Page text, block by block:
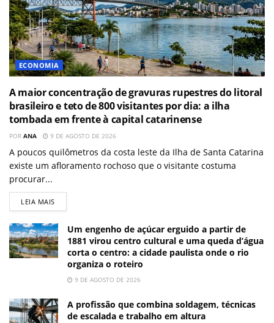
ECONOMIA
A maior concentração de gravuras rupestres do litoral
brasileiro e teto de 800 visitantes por dia: a ilha
tombada em frente à capital catarinense
POR ANA 9 DE AGOSTO DE 2026
A poucos quilômetros da costa leste da Ilha de Santa Catarina
existe um afloramento rochoso que o visitante costuma
procurar...
LEIA MAIS
Um engenho de açúcar erguido a partir de
1881 virou centro cultural e uma queda d’água
corta o centro: a cidade paulista onde o rio
organiza o roteiro
9 DE AGOSTO DE 2026
A profissão que combina soldagem, técnicas
de escalada e trabalho em altura